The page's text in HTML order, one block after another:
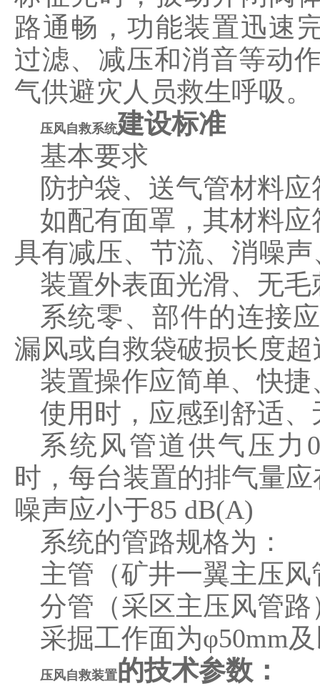
路通畅，功能装置迅速
过滤、减压和消音等动
气供避灾人员救生呼吸。
压风自救系统建设标准
基本要求
防护袋、送气管材料
如配有面罩，其材料应
具有减压、节流、消噪
装置外表面光滑、无
系统零、部件的连接
漏风或自救袋破损长度超
装置操作应简单、快捷
使用时，应感到舒适
系统风管道供气压力
时，每台装置的排气量
噪声应小于85 dB(A)
系统的管路规格为：
主管（矿井一翼主压
分管（采区主压风管路
采掘工作面为φ50mm
压风自救装置的技术参数：